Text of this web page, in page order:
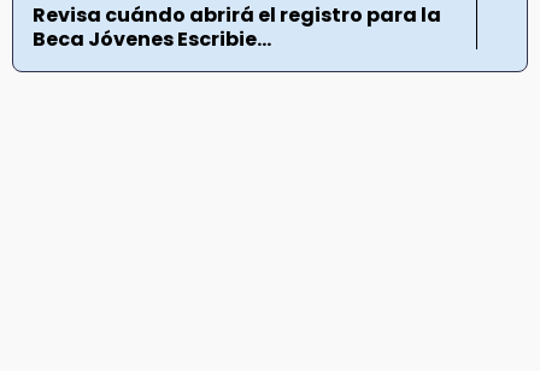
Revisa cuándo abrirá el registro para la
Beca Jóvenes Escribie...